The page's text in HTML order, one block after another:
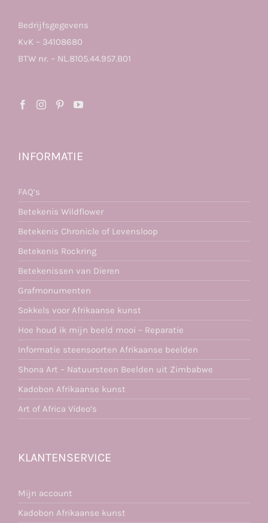
Bedrijfsgegevens
KvK – 34108680
BTW nr. – NL.8105.44.957.B01
INFORMATIE
FAQ’s
Betekenis Wildflower
Betekenis Chronicle of Levensloop
Betekenis Rockring
Betekenissen van Dieren
Grafmonumenten
Sokkels voor Afrikaanse kunst
Hoe houd ik mijn beeld mooi – Reparatie
Informatie steensoorten Afrikaanse beelden
Shona Art – Natuursteen Beelden uit Zimbabwe
Kadobon Afrikaanse kunst
Art of Africa Video’s
KLANTENSERVICE
Mijn account
Kadobon Afrikaanse kunst